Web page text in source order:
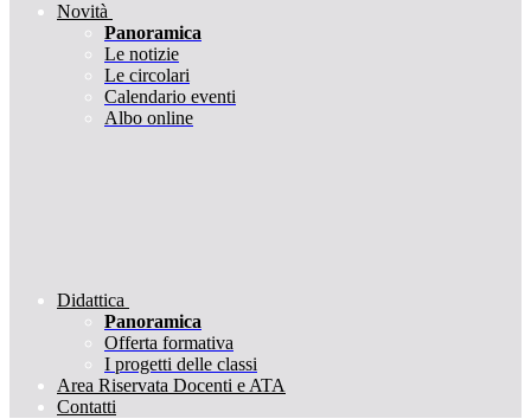
Novità
Panoramica
Le notizie
Le circolari
Calendario eventi
Albo online
Didattica
Panoramica
Offerta formativa
I progetti delle classi
Area Riservata Docenti e ATA
Contatti